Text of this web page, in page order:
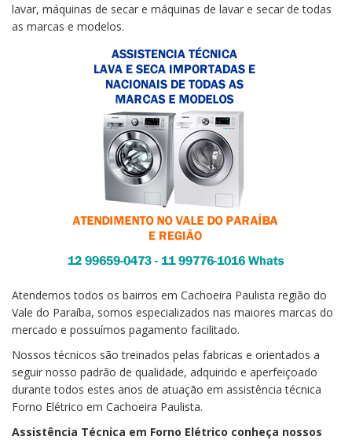
lavar, máquinas de secar e máquinas de lavar e secar de todas
as marcas e modelos.
Atendemos todos os bairros em Cachoeira Paulista região do
Vale do Paraíba, somos especializados nas maiores marcas do
mercado e possuímos pagamento facilitado.
Nossos técnicos são treinados pelas fabricas e orientados a
seguir nosso padrão de qualidade, adquirido e aperfeiçoado
durante todos estes anos de atuação em assistência técnica
Forno Elétrico em Cachoeira Paulista.
Assistência Técnica em Forno Elétrico conheça nossos